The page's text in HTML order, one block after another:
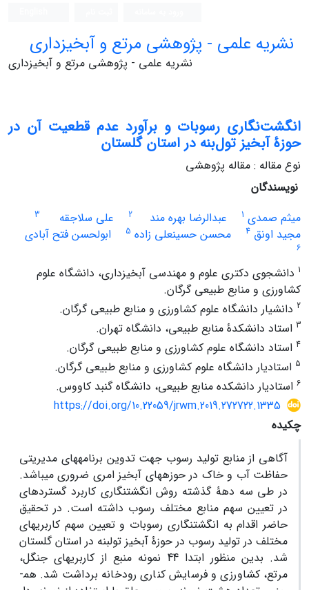
نشریه علمی - پژوهشی مرتع و آبخیزداری
نشریه علمی - پژوهشی مرتع و آبخیزداری
انگشت‌نگاری رسوبات و برآورد عدم قطعیت آن در
حوزۀ آبخیز تول‌بنه در استان گلستان
نوع مقاله : مقاله پژوهشی
نویسندگان
میثم صمدی 1 عبدالرضا بهره مند 2 علی سلاجقه 3
مجید اونق 4 محسن حسینعلی زاده 5 ابولحسن فتح آبادی
6
1 دانشجوی دکتری علوم و مهندسی آبخیزداری، دانشگاه علوم
کشاورزی و منابع طبیعی گرگان.
2 دانشیار دانشگاه علوم کشاورزی و منابع طبیعی گرگان.
3 استاد دانشکدۀ منابع طبیعی، دانشگاه تهران.
4 استاد دانشگاه علوم کشاورزی و منابع طبیعی گرگان.
5 استادیار دانشگاه علوم کشاورزی و منابع طبیعی گرگان.
6 استادیار دانشکده منابع طبیعی، دانشگاه گنبد کاووس.
https://doi.org/10.22059/jrwm.2019.272722.1335
چکیده
آگاهی از منابع تولید رسوب جهت تدوین برنامه­های مدیریتی
حفاظت آب و خاک در حوزه­های آبخیز امری ضروری می­باشد.
در طی سه دهۀ گذشته روش انگشت­نگاری کاربرد گسترده­ای
در تعیین سهم منابع مختلف رسوب داشته است. در تحقیق
حاضر اقدام به انگشت­نگاری رسوبات و تعیین سهم کاربری­های
مختلف در تولید رسوب در حوزۀ آبخیز تول­بنه در استان گلستان
شد. بدین منظور ابتدا 44 نمونه منبع از کاربری­های جنگل،
مرتع، کشاورزی و فرسایش کناری رودخانه برداشت شد. هم­